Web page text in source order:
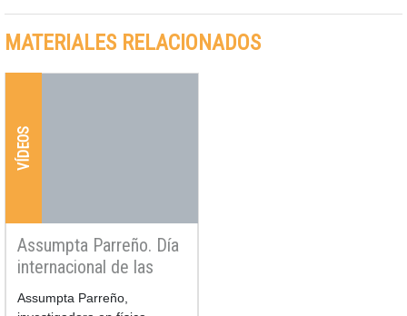
MATERIALES RELACIONADOS
VÍDEOS
Assumpta Parreño. Día
internacional de las
mujeres y las niñas en
la ciencia.
Assumpta Parreño,